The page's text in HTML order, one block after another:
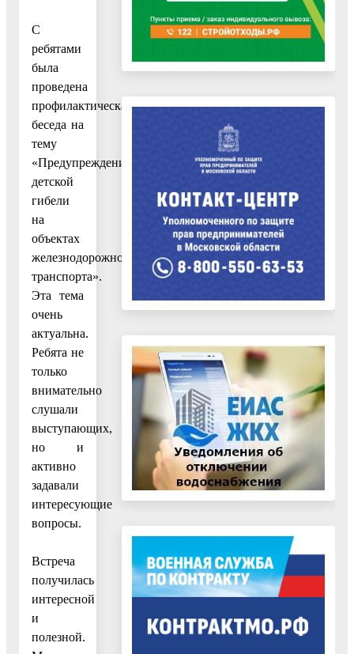
С
ребятами
была
проведена
профилактическая
беседа на
тему
«Предупреждение
детской
гибели
на
объектах
железнодорожного
транспорта».
Эта тема
очень
актуальна.
Ребята не
только
внимательно
слушали
выступающих,
но и
активно
задавали
интересующие
вопросы.
Встреча
получилась
интересной
и
полезной.